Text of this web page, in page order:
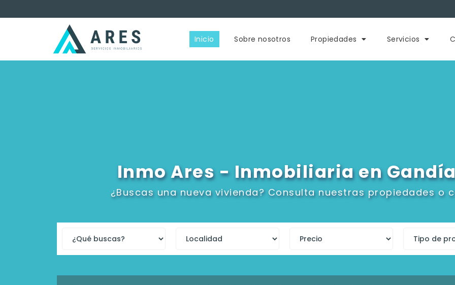
Inicio Sobre nosotros Propiedades Servicios
Inmo Ares - Inmobiliaria en
¿Buscas una nueva vivienda? Consulta nuestras propiedades o